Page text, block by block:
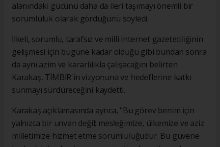
alanındaki gücünü daha da ileri taşımayı önemli bir
sorumluluk olarak gördüğünü söyledi.
İlkeli, sorumlu, tarafsız ve milli internet gazeteciliğinin
gelişmesi için bugüne kadar olduğu gibi bundan sonra
da aynı azim ve kararlılıkla çalışacağını belirten
Karakaş, TİMBİR'in vizyonuna ve hedeflerine katkı
sunmayı sürdüreceğini kaydetti.
Karakaş açıklamasında ayrıca, "Bu görev benim için
yalnızca bir unvan değil; mesleğimize, ülkemize ve aziz
milletimize hizmet etme sorumluluğudur. Bu güvene